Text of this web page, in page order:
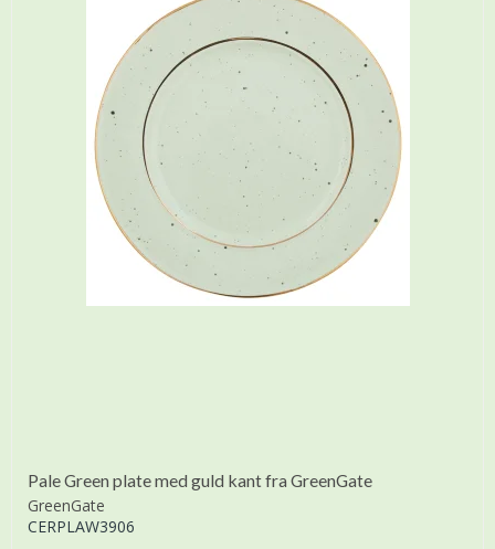
Pale Green plate med guld kant fra GreenGate
GreenGate
CERPLAW3906